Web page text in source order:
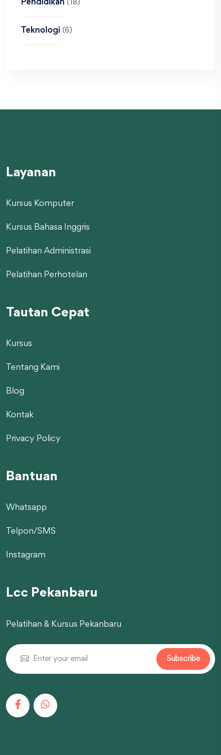
Pendidikan (18)
Teknologi (6)
Layanan
Kursus Komputer
Kursus Bahasa Inggris
Pelatihan Administrasi
Pelatihan Perhotelan
Tautan Cepat
Kursus
Tentang Kami
Blog
Kontak
Privacy Policy
Bantuan
Whatsapp
Telpon/SMS
Instagram
Lcc Pekanbaru
Pelatihan & Kursus Pekanbaru
Subscribe